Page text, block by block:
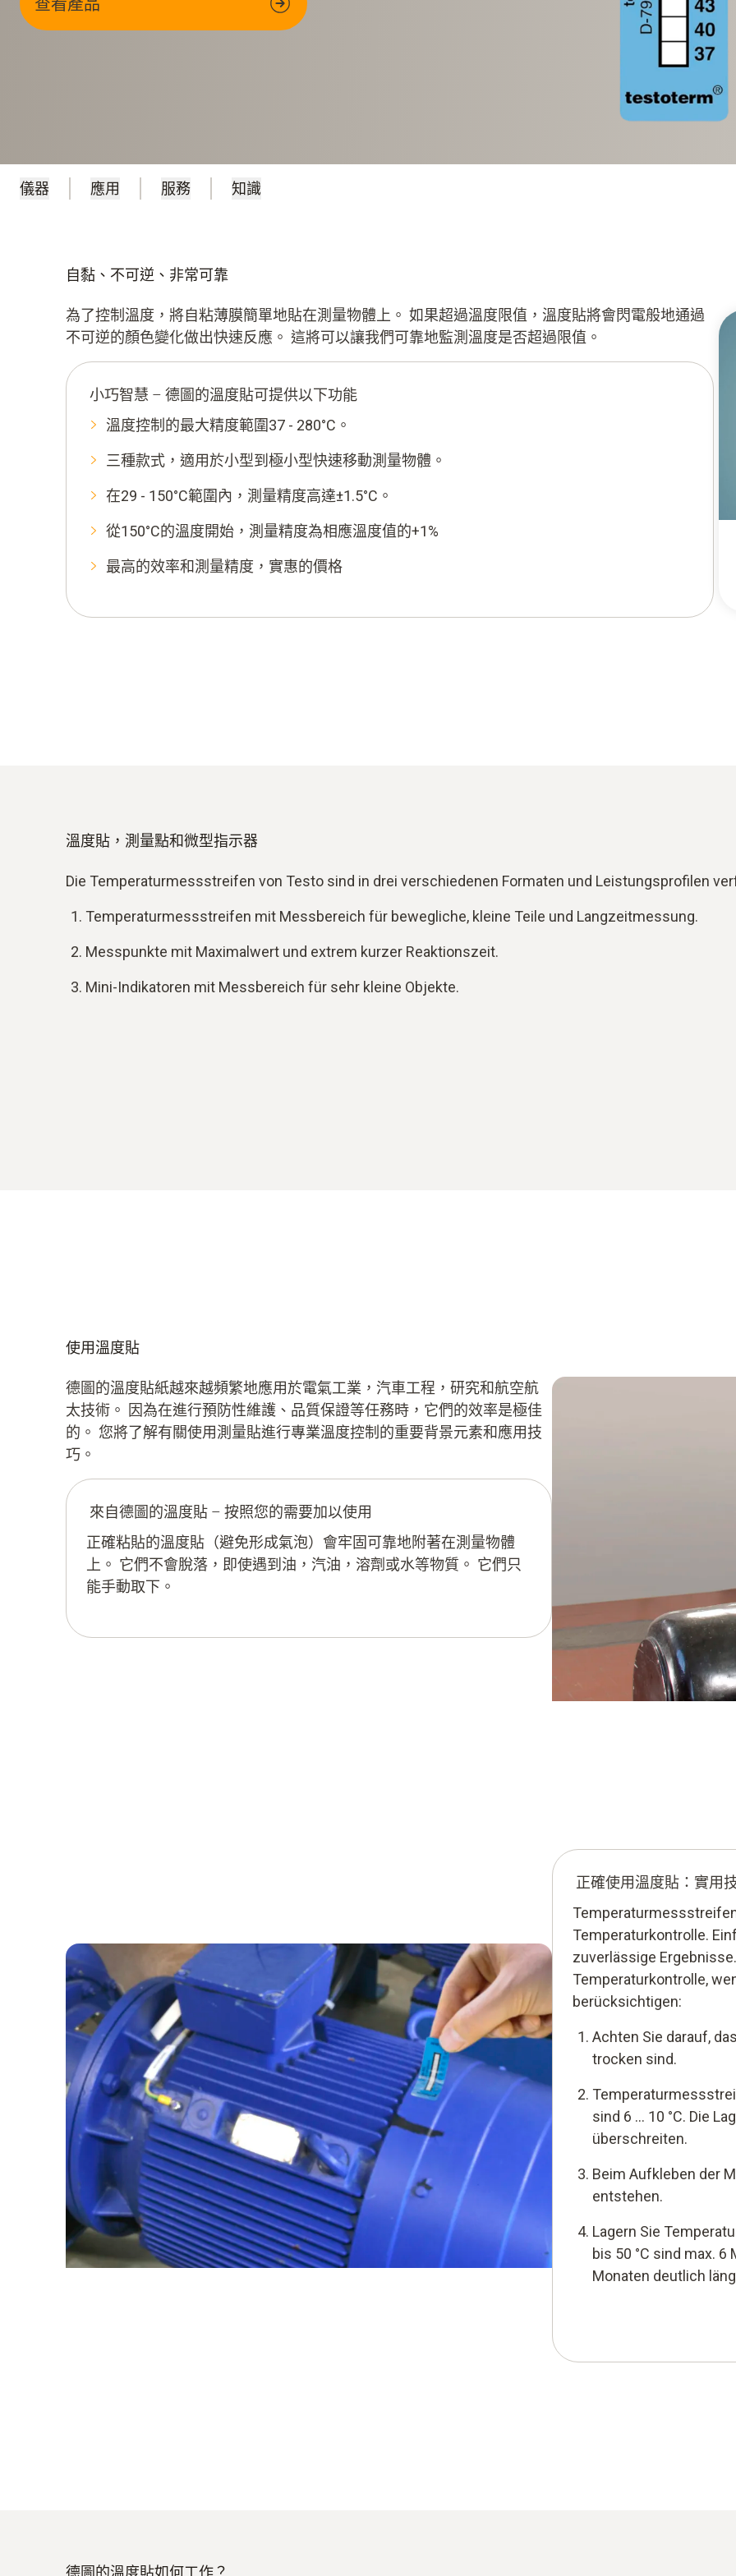
儀器 應用 服務 知識
自黏、不可逆、非常可靠
為了控制溫度，將自粘薄膜簡單地貼在測量物體上。 如果超過溫度限值，溫度貼將會閃電般地通過
不可逆的顏色變化做出快速反應。 這將可以讓我們可靠地監測溫度是否超過限值。
小巧智慧 – 德圖的溫度貼可提供以下功能
溫度控制的最大精度範圍37 - 280°C。
三種款式，適用於小型到極小型快速移動測量物體。
在29 - 150°C範圍內，測量精度高達±1.5°C。
從150°C的溫度開始，測量精度為相應溫度值的+1%
最高的效率和測量精度，實惠的價格
溫度貼，測量點和微型指示器
Die Temperaturmessstreifen von Testo sind in drei verschiedenen Formaten und Leistungsprofilen
Temperaturmessstreifen mit Messbereich für bewegliche, kleine Teile und Langzeitmessung.
Messpunkte mit Maximalwert und extrem kurzer Reaktionszeit.
Mini-Indikatoren mit Messbereich für sehr kleine Objekte.
使用溫度貼
德圖的溫度貼紙越來越頻繁地應用於電氣工業，汽車工程，研究和航空航
太技術。 因為在進行預防性維護、品質保證等任務時，它們的效率是極佳
的。 您將了解有關使用測量貼進行專業溫度控制的重要背景元素和應用技
巧。
來自德圖的溫度貼 – 按照您的需要加以使用
正確粘貼的溫度貼（避免形成氣泡）會牢固可靠地附著在測量物體
上。 它們不會脫落，即使遇到油，汽油，溶劑或水等物質。 它們只
能手動取下。
正確使用溫度貼：實用
Temperaturkontrolle.
zuverlässige
Temperaturkontrolle,
berücksichtigen:
Achten Sie darauf,
trocken sind.
sind 6 ... 10 °C. Die
überschreiten.
Beim Aufkleben der
entstehen.
Lagern Sie
bis 50 °C sind max. 6
Monaten deutlich
德圖的溫度貼如何工作？